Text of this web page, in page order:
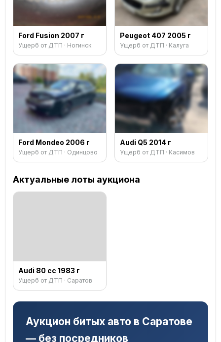
Ford Fusion 2007 г
Ущерб от ДТП · Ногинск
Peugeot 407 2005 г
Ущерб от ДТП · Калуга
Ford Mondeo 2006 г
Ущерб от ДТП · Одинцово
Audi Q5 2014 г
Ущерб от ДТП · Касимов
Актуальные лоты аукциона
Audi 80 сс 1983 г
Ущерб от ДТП · Саратов
Аукцион битых авто в Саратове
— без посредников